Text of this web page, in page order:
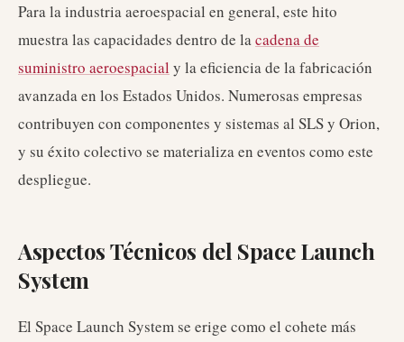
Para la industria aeroespacial en general, este hito
muestra las capacidades dentro de lacadena de
suministro aeroespacial y la eficiencia de la fabricación
avanzada en los Estados Unidos. Numerosas empresas
contribuyen con componentes y sistemas al SLS y Orion,
y su éxito colectivo se materializa en eventos como este
despliegue.
Aspectos Técnicos del Space Launch
System
El Space Launch System se erige como el cohete más